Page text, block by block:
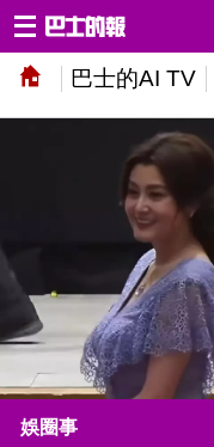
巴士的AI TV
娛圈事